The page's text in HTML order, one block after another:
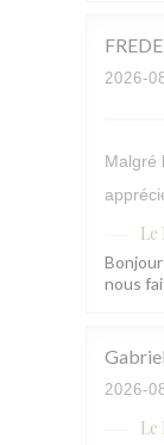
2026-
Malgré
Le
nous
2026-
Le